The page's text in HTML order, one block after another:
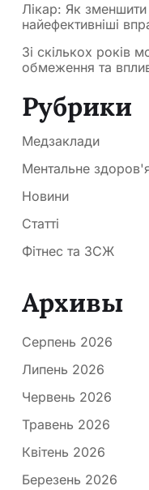
Лікар: Як зменшити
найефективніші
Зі скількох років
обмеження та
Рубрики
Медзаклади
Ментальне
Новини
Статті
Фітнес та ЗСЖ
Архивы
Серпень 2026
Липень 2026
Червень 2026
Травень 2026
Квітень 2026
Березень 2026